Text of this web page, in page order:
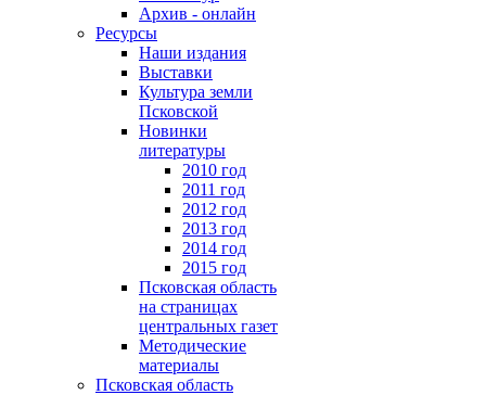
Архив - онлайн
Ресурсы
Наши издания
Выставки
Культура земли
Псковской
Новинки
литературы
2010 год
2011 год
2012 год
2013 год
2014 год
2015 год
Псковская область
на страницах
центральных газет
Методические
материалы
Псковская область